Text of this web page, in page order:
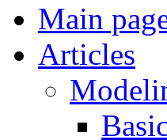
Main
Articles